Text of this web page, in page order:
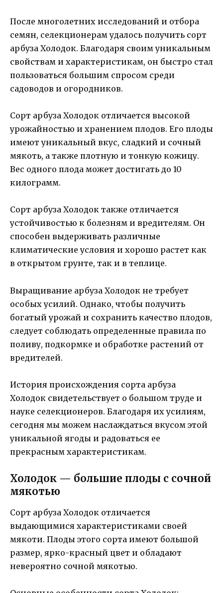
После многолетних исследований и отбора
семян, селекционерам удалось получить сорт
арбуза Холодок. Благодаря своим уникальным
свойствам и характеристикам, он быстро стал
пользоваться большим спросом среди
садоводов и огородников.
Сорт арбуза Холодок отличается высокой
урожайностью и хранением плодов. Его плоды
имеют уникальный вкус, сладкий и сочный
мякоть, а также плотную и тонкую кожицу.
Вес одного плода может достигать до 10
килограмм.
Сорт арбуза Холодок также отличается
устойчивостью к болезням и вредителям. Он
способен выдерживать различные
климатические условия и хорошо растет как
в открытом грунте, так и в теплице.
Выращивание арбуза Холодок не требует
особых усилий. Однако, чтобы получить
богатый урожай и сохранить качество плодов,
следует соблюдать определенные правила по
поливу, подкормке и обработке растений от
вредителей.
История происхождения сорта арбуза
Холодок свидетельствует о большом труде и
науке селекционеров. Благодаря их усилиям,
сегодня мы можем наслаждаться вкусом этой
уникальной ягоды и радоваться ее
прекрасным характеристикам.
Холодок — большие плоды с сочной
мякотью
Сорт арбуза Холодок отличается
выдающимися характеристиками своей
мякоти. Плоды этого сорта имеют большой
размер, ярко-красный цвет и обладают
невероятно сочной мякотью.